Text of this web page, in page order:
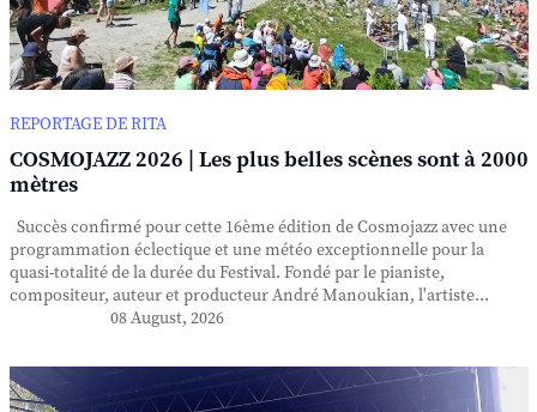
REPORTAGE DE RITA
COSMOJAZZ 2026 | Les plus belles scènes sont à 2000
mètres
Succès confirmé pour cette 16ème édition de Cosmojazz avec une
programmation éclectique et une météo exceptionnelle pour la
quasi-totalité de la durée du Festival. Fondé par le pianiste,
compositeur, auteur et producteur André Manoukian, l'artiste...
08 August, 2026